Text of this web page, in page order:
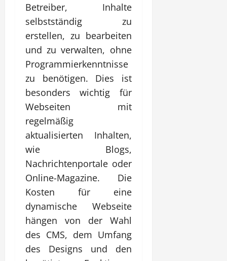
Betreiber, Inhalte
selbstständig zu
erstellen, zu bearbeiten
und zu verwalten, ohne
Programmierkenntnisse
zu benötigen. Dies ist
besonders wichtig für
Webseiten mit
regelmäßig
aktualisierten Inhalten,
wie Blogs,
Nachrichtenportale oder
Online-Magazine. Die
Kosten für eine
dynamische Webseite
hängen von der Wahl
des CMS, dem Umfang
des Designs und den